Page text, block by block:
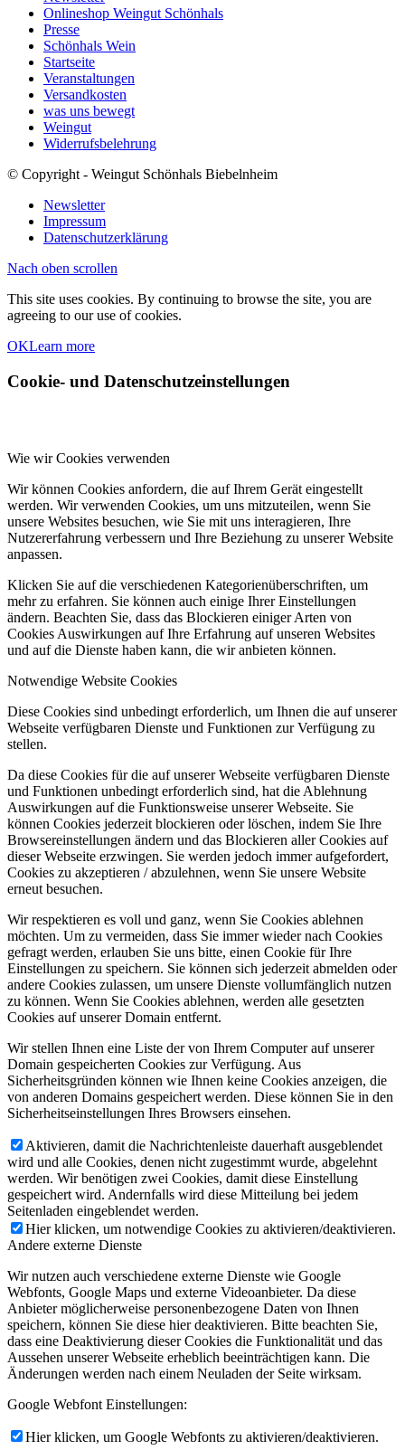
Onlineshop Weingut Schönhals
Presse
Schönhals Wein
Startseite
Veranstaltungen
Versandkosten
was uns bewegt
Weingut
Widerrufsbelehrung
© Copyright - Weingut Schönhals Biebelnheim
Newsletter
Impressum
Datenschutzerklärung
Nach oben scrollen
This site uses cookies. By continuing to browse the site, you are
agreeing to our use of cookies.
OKLearn more
Cookie- und Datenschutzeinstellungen
Wie wir Cookies verwenden
Wir können Cookies anfordern, die auf Ihrem Gerät eingestellt
werden. Wir verwenden Cookies, um uns mitzuteilen, wenn Sie
unsere Websites besuchen, wie Sie mit uns interagieren, Ihre
Nutzererfahrung verbessern und Ihre Beziehung zu unserer Website
anpassen.
Klicken Sie auf die verschiedenen Kategorienüberschriften, um
mehr zu erfahren. Sie können auch einige Ihrer Einstellungen
ändern. Beachten Sie, dass das Blockieren einiger Arten von
Cookies Auswirkungen auf Ihre Erfahrung auf unseren Websites
und auf die Dienste haben kann, die wir anbieten können.
Notwendige Website Cookies
Diese Cookies sind unbedingt erforderlich, um Ihnen die auf unserer
Webseite verfügbaren Dienste und Funktionen zur Verfügung zu
stellen.
Da diese Cookies für die auf unserer Webseite verfügbaren Dienste
und Funktionen unbedingt erforderlich sind, hat die Ablehnung
Auswirkungen auf die Funktionsweise unserer Webseite. Sie
können Cookies jederzeit blockieren oder löschen, indem Sie Ihre
Browsereinstellungen ändern und das Blockieren aller Cookies auf
dieser Webseite erzwingen. Sie werden jedoch immer aufgefordert,
Cookies zu akzeptieren / abzulehnen, wenn Sie unsere Website
erneut besuchen.
Wir respektieren es voll und ganz, wenn Sie Cookies ablehnen
möchten. Um zu vermeiden, dass Sie immer wieder nach Cookies
gefragt werden, erlauben Sie uns bitte, einen Cookie für Ihre
Einstellungen zu speichern. Sie können sich jederzeit abmelden oder
andere Cookies zulassen, um unsere Dienste vollumfänglich nutzen
zu können. Wenn Sie Cookies ablehnen, werden alle gesetzten
Cookies auf unserer Domain entfernt.
Wir stellen Ihnen eine Liste der von Ihrem Computer auf unserer
Domain gespeicherten Cookies zur Verfügung. Aus
Sicherheitsgründen können wie Ihnen keine Cookies anzeigen, die
von anderen Domains gespeichert werden. Diese können Sie in den
Sicherheitseinstellungen Ihres Browsers einsehen.
Aktivieren, damit die Nachrichtenleiste dauerhaft ausgeblendet
wird und alle Cookies, denen nicht zugestimmt wurde, abgelehnt
werden. Wir benötigen zwei Cookies, damit diese Einstellung
gespeichert wird. Andernfalls wird diese Mitteilung bei jedem
Seitenladen eingeblendet werden.
Hier klicken, um notwendige Cookies zu aktivieren/deaktivieren.
Andere externe Dienste
Wir nutzen auch verschiedene externe Dienste wie Google
Webfonts, Google Maps und externe Videoanbieter. Da diese
Anbieter möglicherweise personenbezogene Daten von Ihnen
speichern, können Sie diese hier deaktivieren. Bitte beachten Sie,
dass eine Deaktivierung dieser Cookies die Funktionalität und das
Aussehen unserer Webseite erheblich beeinträchtigen kann. Die
Änderungen werden nach einem Neuladen der Seite wirksam.
Google Webfont Einstellungen:
Hier klicken, um Google Webfonts zu aktivieren/deaktivieren.